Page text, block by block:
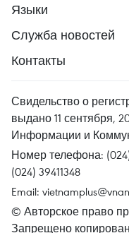
Языки
Служба новостей
Контакты
Свидельство о
выдано 11 сентября,
Информации и
Номер телефона: (024)
(024) 39411348
Email:
© Авторское право
Запрещено